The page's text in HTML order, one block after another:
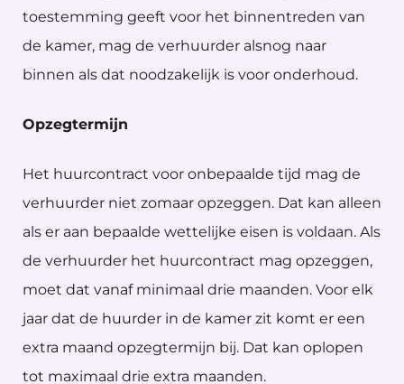
toestemming geeft voor het binnentreden van
de kamer, mag de verhuurder alsnog naar
binnen als dat noodzakelijk is voor onderhoud.
Opzegtermijn
Het huurcontract voor onbepaalde tijd mag de
verhuurder niet zomaar opzeggen. Dat kan alleen
als er aan bepaalde wettelijke eisen is voldaan. Als
de verhuurder het huurcontract mag opzeggen,
moet dat vanaf minimaal drie maanden. Voor elk
jaar dat de huurder in de kamer zit komt er een
extra maand opzegtermijn bij. Dat kan oplopen
tot maximaal drie extra maanden.